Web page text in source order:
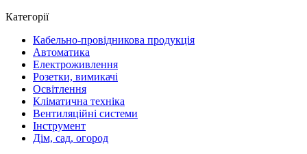
Категорії
Кабельно-провідникова продукція
Автоматика
Електроживлення
Розетки, вимикачі
Освітлення
Кліматична техніка
Вентиляційні системи
Інструмент
Дім, сад, огород